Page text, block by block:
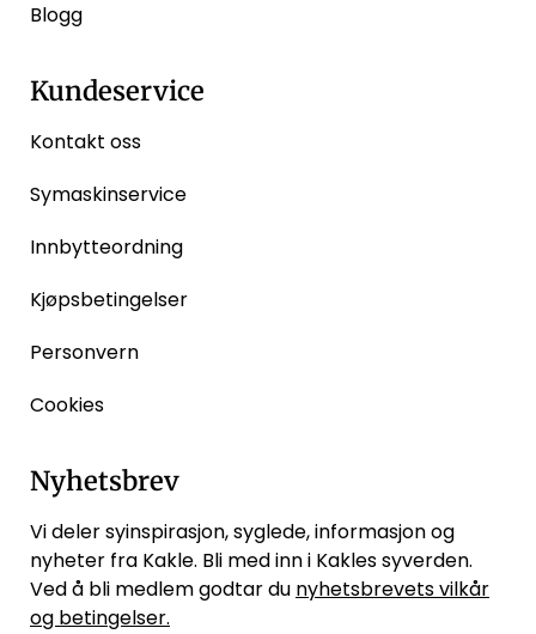
Blogg
Kundeservice
Kontakt oss
Symaskinservice
Innbytteordning
Kjøpsbetingelser
Personvern
Cookies
Nyhetsbrev
Vi deler syinspirasjon, syglede, informasjon og
nyheter fra Kakle. Bli med inn i Kakles syverden.
Ved å bli medlem godtar du nyhetsbrevets vilkår
og betingelser.